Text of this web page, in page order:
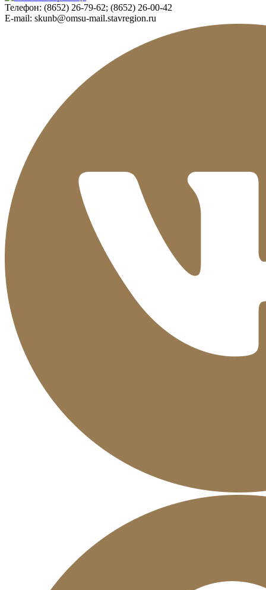
Телефон: (8652) 26-79-62; (8652) 26-00-42
E-mail: skunb@omsu-mail.stavregion.ru